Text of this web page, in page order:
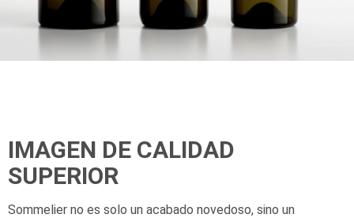
IMAGEN DE CALIDAD
SUPERIOR
Sommelier no es solo un acabado novedoso, sino un